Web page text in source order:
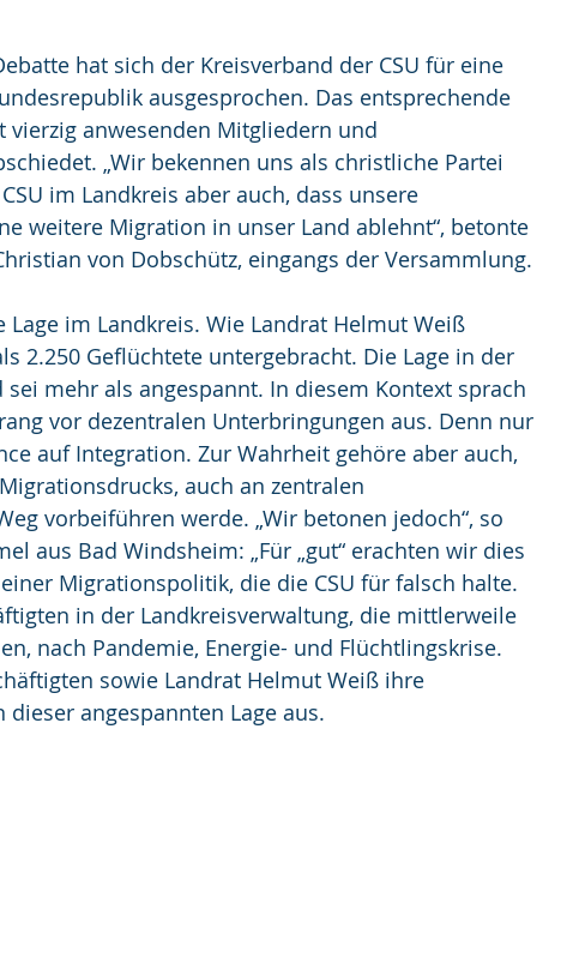
hat sich der Kreisverband der CSU für eine
ausgesprochen. Das entsprechende
anwesenden Mitgliedern und
„Wir bekennen uns als christliche Partei
im Landkreis aber auch, dass unsere
weitere Migration in unser Land ablehnt“, betonte
von Dobschütz, eingangs der Versammlung.
im Landkreis. Wie Landrat Helmut Weiß
2.250 Geflüchtete untergebracht. Die Lage in der
mehr als angespannt. In diesem Kontext sprach
vor dezentralen Unterbringungen aus. Denn nur
auf Integration. Zur Wahrheit gehöre aber auch,
auch an zentralen
vorbeiführen werde. „Wir betonen jedoch“, so
aus Bad Windsheim: „Für „gut“ erachten wir dies
Migrationspolitik, die die CSU für falsch halte.
in der Landkreisverwaltung, die mittlerweile
nach Pandemie, Energie- und Flüchtlingskrise.
sowie Landrat Helmut Weiß ihre
angespannten Lage aus.